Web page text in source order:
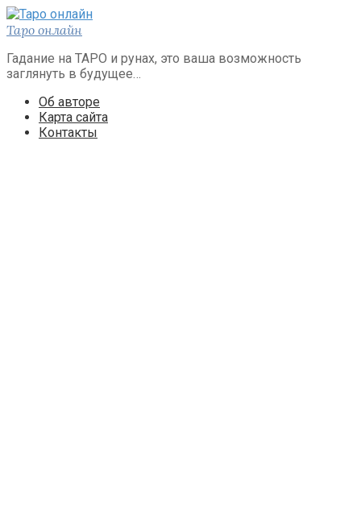
Перейти
к
Таро онлайн
Гадание на ТАРО и рунах, это ваша возможность
заглянуть в будущее…
Об авторе
Карта сайта
Контакты